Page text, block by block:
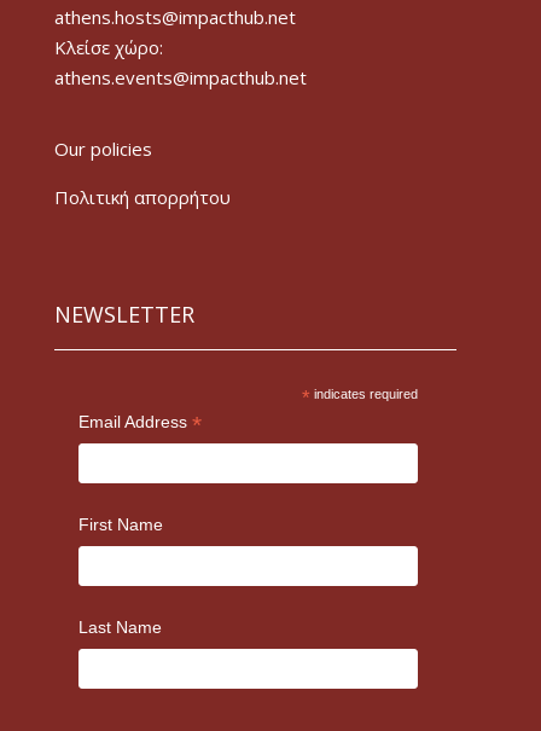
athens.hosts@impacthub.net
Κλείσε χώρο:
athens.events@impacthub.net
Our policies
Πολιτική απορρήτου
NEWSLETTER
* indicates required
Email Address *
First Name
Last Name